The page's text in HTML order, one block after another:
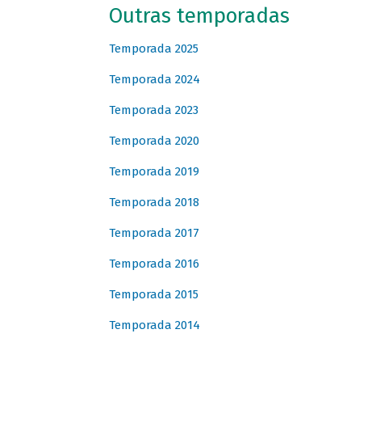
Outras temporadas
Temporada 2025
Temporada 2024
Temporada 2023
Temporada 2020
Temporada 2019
Temporada 2018
Temporada 2017
Temporada 2016
Temporada 2015
Temporada 2014